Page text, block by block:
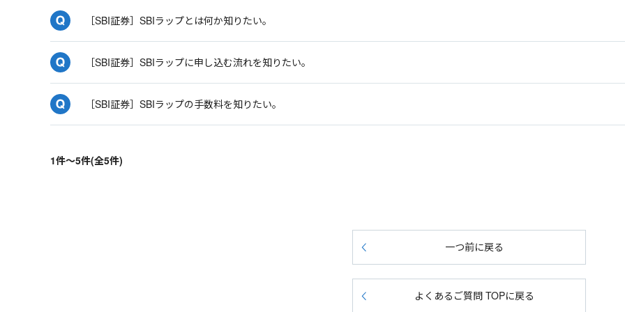
［SBI証券］SBIラップとは何か知りたい。
［SBI証券］SBIラップに申し込む流れを知りたい。
［SBI証券］SBIラップの手数料を知りたい。
1件～5件(全5件)
一つ前に戻る
よくあるご質問 TOPに戻る